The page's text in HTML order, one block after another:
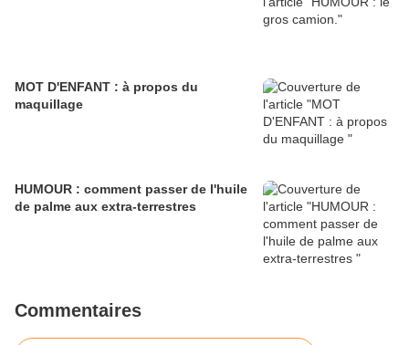
MOT D'ENFANT : à propos du
maquillage
HUMOUR : comment passer de l'huile
de palme aux extra-terrestres
Commentaires